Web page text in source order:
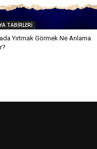
TABİRLERİ
Yırtmak Görmek Ne Anlama